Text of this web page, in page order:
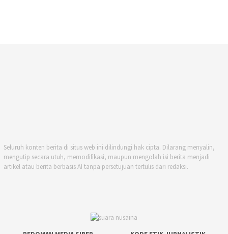
Seluruh konten berita di situs web ini dilindungi hak cipta. Dilarang menyalin,
mengutip secara utuh, memodifikasi, maupun mengolah isi berita menjadi
artikel atau berita berbasis AI tanpa persetujuan tertulis dari redaksi.